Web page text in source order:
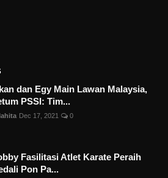
dan Egy Main Lawan Malaysia,
PSSI: Tim...
Dec 17, 2021 0
Fasilitasi Atlet Karate Peraih
Pon Pa...